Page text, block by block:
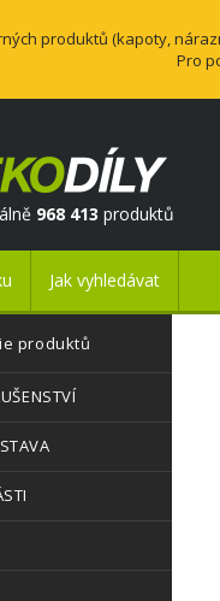
produktů (kapoty,
Pro
968 413 produktů
Jak vyhledávat
produktů